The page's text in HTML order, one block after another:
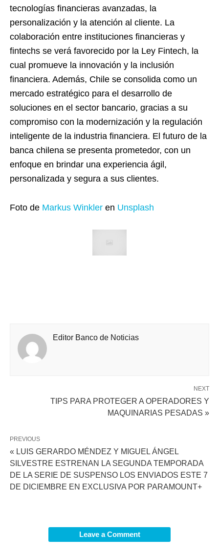
tecnologías financieras avanzadas, la
personalización y la atención al cliente. La
colaboración entre instituciones financieras y
fintechs se verá favorecido por la Ley Fintech, la
cual promueve la innovación y la inclusión
financiera. Además, Chile se consolida como un
mercado estratégico para el desarrollo de
soluciones en el sector bancario, gracias a su
compromiso con la modernización y la regulación
inteligente de la industria financiera. El futuro de la
banca chilena se presenta prometedor, con un
enfoque en brindar una experiencia ágil,
personalizada y segura a sus clientes.
Foto de Markus Winkler en Unsplash
Editor Banco de Noticias
NEXT
TIPS PARA PROTEGER A OPERADORES Y
MAQUINARIAS PESADAS »
PREVIOUS
« LUIS GERARDO MÉNDEZ Y MIGUEL ÁNGEL
SILVESTRE ESTRENAN LA SEGUNDA TEMPORADA
DE LA SERIE DE SUSPENSO LOS ENVIADOS ESTE 7
DE DICIEMBRE EN EXCLUSIVA POR PARAMOUNT+
Leave a Comment